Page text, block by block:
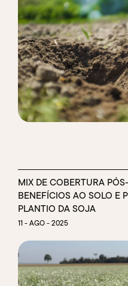
MIX DE COBERTURA
BENEFÍCIOS AO SOLO E
PLANTIO DA SOJA
11 - AGO - 2025